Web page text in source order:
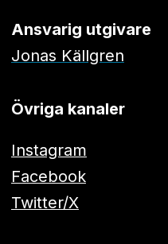
Ansvarig utgivare
Jonas Källgren
Övriga kanaler
Instagram
Facebook
Twitter/X